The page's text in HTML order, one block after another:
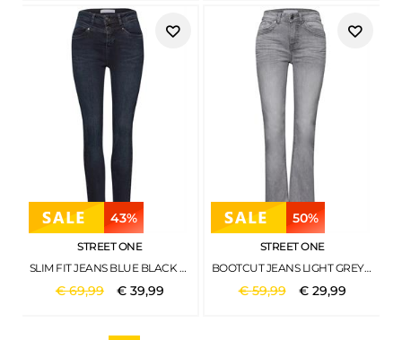
43%
STREET ONE
SLIM FIT JEANS BLUE BLACK WASHED
€69,99 € 39,99
50%
STREET ONE
BOOTCUT JEANS LIGHT GREY WASHED
€59,99 € 29,99